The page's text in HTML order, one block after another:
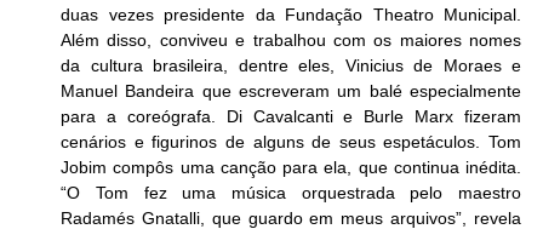
duas vezes presidente da Fundação Theatro Municipal.
Além disso, conviveu e trabalhou com os maiores nomes
da cultura brasileira, dentre eles, Vinicius de Moraes e
Manuel Bandeira que escreveram um balé especialmente
para a coreógrafa. Di Cavalcanti e Burle Marx fizeram
cenários e figurinos de alguns de seus espetáculos. Tom
Jobim compôs uma canção para ela, que continua inédita.
“O Tom fez uma música orquestrada pelo maestro
Radamés Gnatalli, que guardo em meus arquivos”, revela